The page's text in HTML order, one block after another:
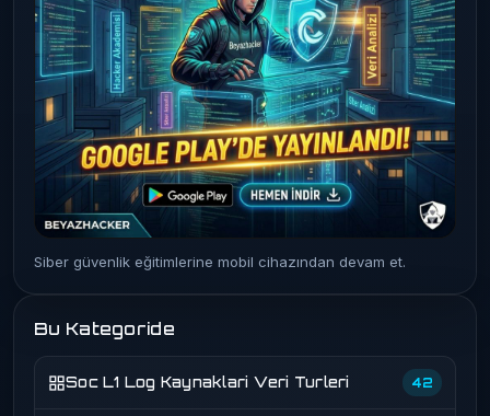
Siber güvenlik eğitimlerine mobil cihazından devam et.
Bu Kategoride
Soc L1 Log Kaynaklari Veri Turleri 42